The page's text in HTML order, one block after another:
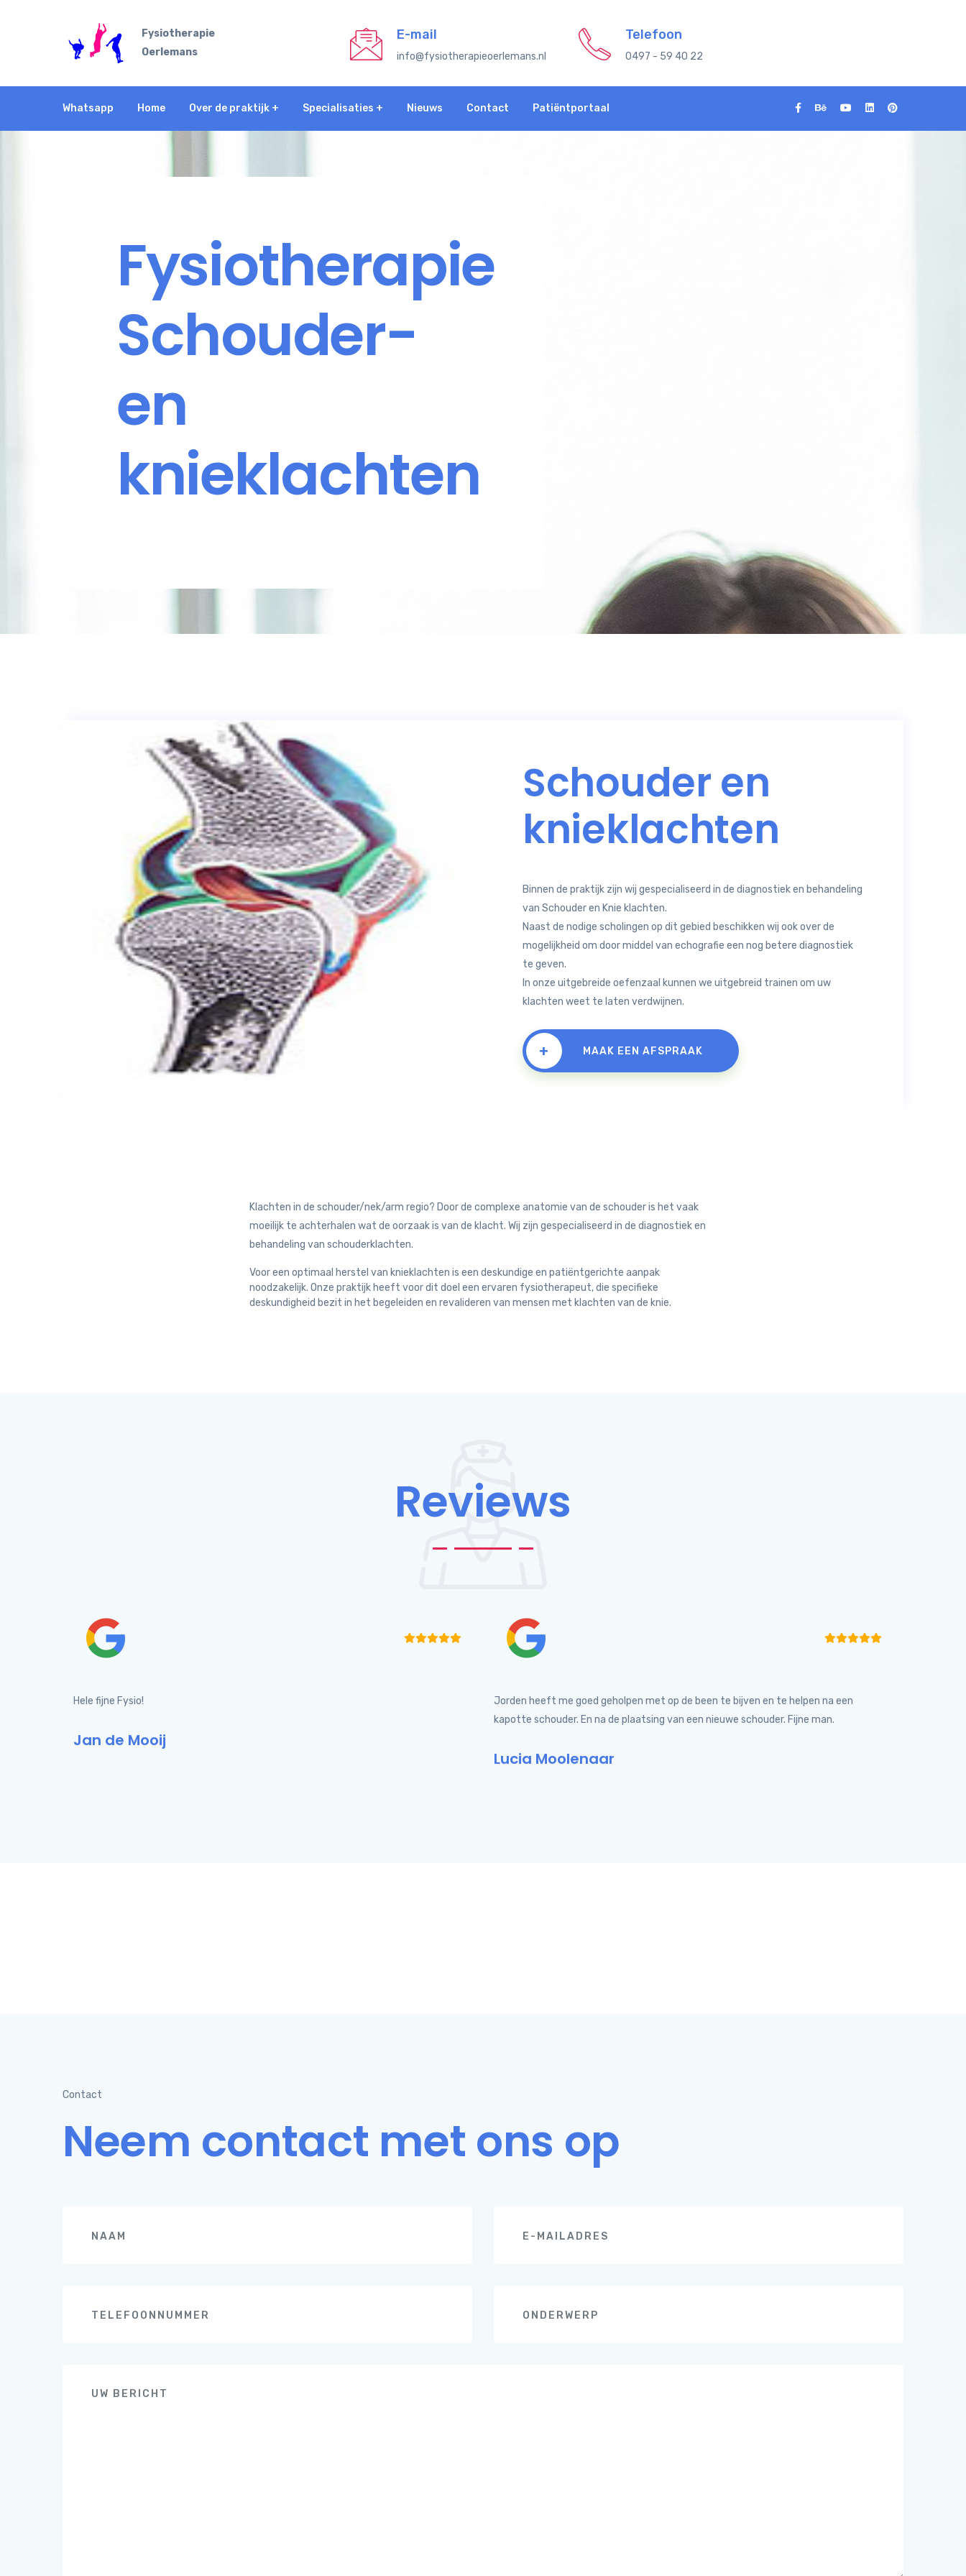
Fysiotherapie
Oerlemans
E-mail
info@fysiotherapieoerlemans.nl
Telefoon
0497 - 59 40 22
Whatsapp Home Over de praktijk + Specialisaties + Nieuws Contact Patiëntportaal
Fysiotherapie
Schouder-
en
knieklachten
Schouder en
knieklachten
Binnen de praktijk zijn wij gespecialiseerd in de diagnostiek en behandeling
van Schouder en Knie klachten.
Naast de nodige scholingen op dit gebied beschikken wij ook over de
mogelijkheid om door middel van echografie een nog betere diagnostiek
te geven.
In onze uitgebreide oefenzaal kunnen we uitgebreid trainen om uw
klachten weet te laten verdwijnen.
+ MAAK EEN AFSPRAAK
Klachten in de schouder/nek/arm regio? Door de complexe anatomie van de schouder is het vaak
moeilijk te achterhalen wat de oorzaak is van de klacht. Wij zijn gespecialiseerd in de diagnostiek en
behandeling van schouderklachten.
Voor een optimaal herstel van knieklachten is een deskundige en patiëntgerichte aanpak
noodzakelijk. Onze praktijk heeft voor dit doel een ervaren fysiotherapeut, die specifieke
deskundigheid bezit in het begeleiden en revalideren van mensen met klachten van de knie.
Reviews
Hele fijne Fysio!
Jan de Mooij
Jorden heeft me goed geholpen met op de been te bijven en te helpen na een
kapotte schouder. En na de plaatsing van een nieuwe schouder. Fijne man.
Lucia Moolenaar
Contact
Neem contact met ons op